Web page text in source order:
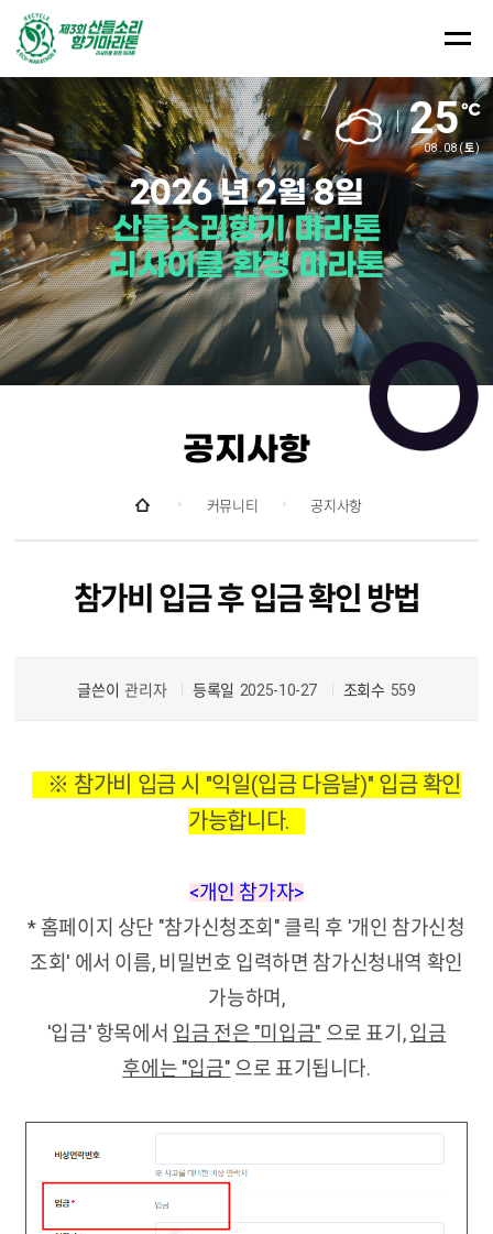
25
08.08(토)
2026 년 2월 8일
산들소리향기 마라톤
리사이클 환경 마라톤
공지사항
커뮤니티 공지사항
참가비 입금 후 입금 확인 방법
글쓴이 관리자 등록일 2025-10-27 조회수 559
※ 참가비 입금 시 "익일(입금 다음날)" 입금 확인
가능합니다.
<개인 참가자>
* 홈페이지 상단 "참가신청조회" 클릭 후 '개인 참가신청
조회' 에서 이름, 비밀번호 입력하면 참가신청내역 확인
가능하며,
'입금' 항목에서 입금 전은 "미입금" 으로 표기,입금
후에는 "입금" 으로 표기됩니다.